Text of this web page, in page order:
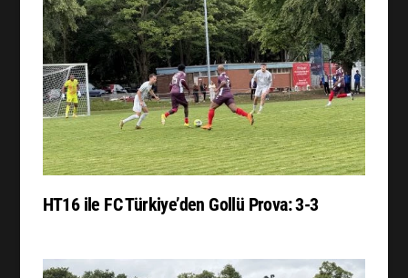
HT16 ile FC Türkiye’den Gollü Prova: 3-3